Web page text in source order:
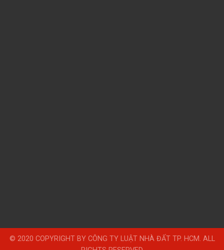
© 2020 COPYRIGHT BY CÔNG TY LUẬT NHÀ ĐẤT TP. HCM. ALL